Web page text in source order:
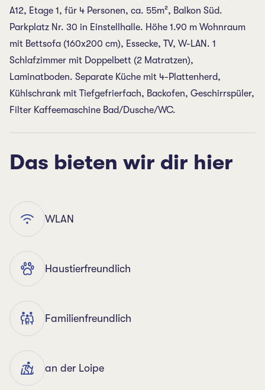
A12, Etage 1, für 4 Personen, ca. 55m², Balkon Süd.
Parkplatz Nr. 30 in Einstellhalle. Höhe 1.90 m Wohnraum
mit Bettsofa (160x200 cm), Essecke, TV, W-LAN. 1
Schlafzimmer mit Doppelbett (2 Matratzen),
Laminatboden. Separate Küche mit 4-Plattenherd,
Kühlschrank mit Tiefgefrierfach, Backofen, Geschirrspüler,
Filter Kaffeemaschine Bad/Dusche/WC.
Das bieten wir dir hier
WLAN
Haustierfreundlich
Familienfreundlich
an der Loipe